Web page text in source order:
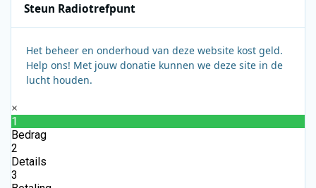
Steun Radiotrefpunt
Het beheer en onderhoud van deze website kost geld.
Help ons! Met jouw donatie kunnen we deze site in de
lucht houden.